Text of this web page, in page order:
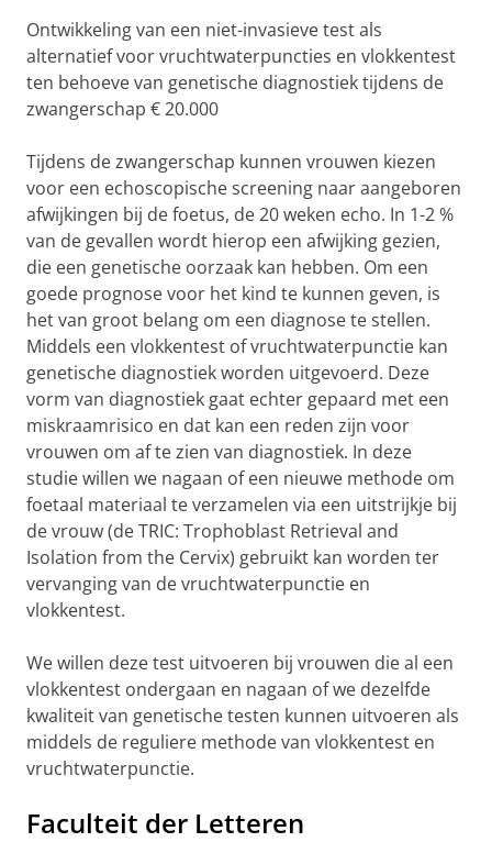
Ontwikkeling van een niet-invasieve test als
alternatief voor vruchtwaterpuncties en vlokkentest
ten behoeve van genetische diagnostiek tijdens de
zwangerschap € 20.000
Tijdens de zwangerschap kunnen vrouwen kiezen
voor een echoscopische screening naar aangeboren
afwijkingen bij de foetus, de 20 weken echo. In 1-2 %
van de gevallen wordt hierop een afwijking gezien,
die een genetische oorzaak kan hebben. Om een
goede prognose voor het kind te kunnen geven, is
het van groot belang om een diagnose te stellen.
Middels een vlokkentest of vruchtwaterpunctie kan
genetische diagnostiek worden uitgevoerd. Deze
vorm van diagnostiek gaat echter gepaard met een
miskraamrisico en dat kan een reden zijn voor
vrouwen om af te zien van diagnostiek. In deze
studie willen we nagaan of een nieuwe methode om
foetaal materiaal te verzamelen via een uitstrijkje bij
de vrouw (de TRIC: Trophoblast Retrieval and
Isolation from the Cervix) gebruikt kan worden ter
vervanging van de vruchtwaterpunctie en
vlokkentest.
We willen deze test uitvoeren bij vrouwen die al een
vlokkentest ondergaan en nagaan of we dezelfde
kwaliteit van genetische testen kunnen uitvoeren als
middels de reguliere methode van vlokkentest en
vruchtwaterpunctie.
Faculteit der Letteren